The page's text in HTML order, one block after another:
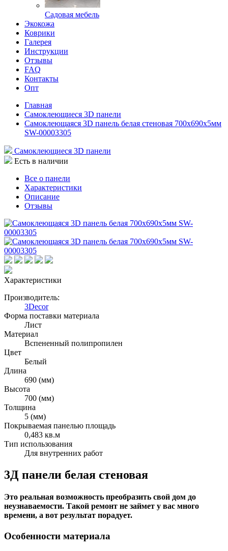
Садовая мебель
Экокожа
Коврики
Галерея
Инструкции
Отзывы
FAQ
Контакты
Опт
Главная
Самоклеющиеся 3D панели
Самоклеющаяся 3D панель белая стеновая 700x690x5мм
SW-00003305
Самоклеющиеся 3D панели
Есть в наличии
Все о панели
Характеристики
Описание
Отзывы
Характеристики
Производитель:
3Decor
Форма поставки материала
Лист
Материал
Вспененный полипропилен
Цвет
Белый
Длина
690 (мм)
Высота
700 (мм)
Толщина
5 (мм)
Покрываемая панелью площадь
0,483 кв.м
Тип использования
Для внутренних работ
3Д панели белая стеновая
Это реальная возможность преобразить свой дом до
неузнаваемости. Такой ремонт не займет у вас много
времени, а вот результат порадует.
Особенности материала